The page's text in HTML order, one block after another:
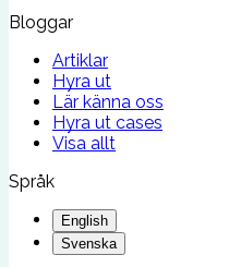
Bloggar
Artiklar
Hyra ut
Lär känna oss
Hyra ut cases
Visa allt
Språk
English
Svenska